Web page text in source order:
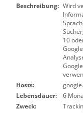
Beschreibung: Wird
10
Hosts:
Lebensdauer:
6
Zweck: